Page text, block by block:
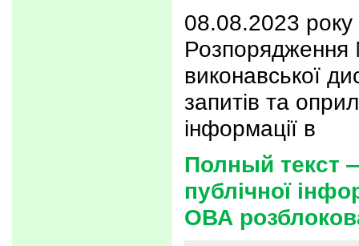
08.08.2023 року
виконавської
запитів та
інформації в
Полный текст
публічної
ОВА